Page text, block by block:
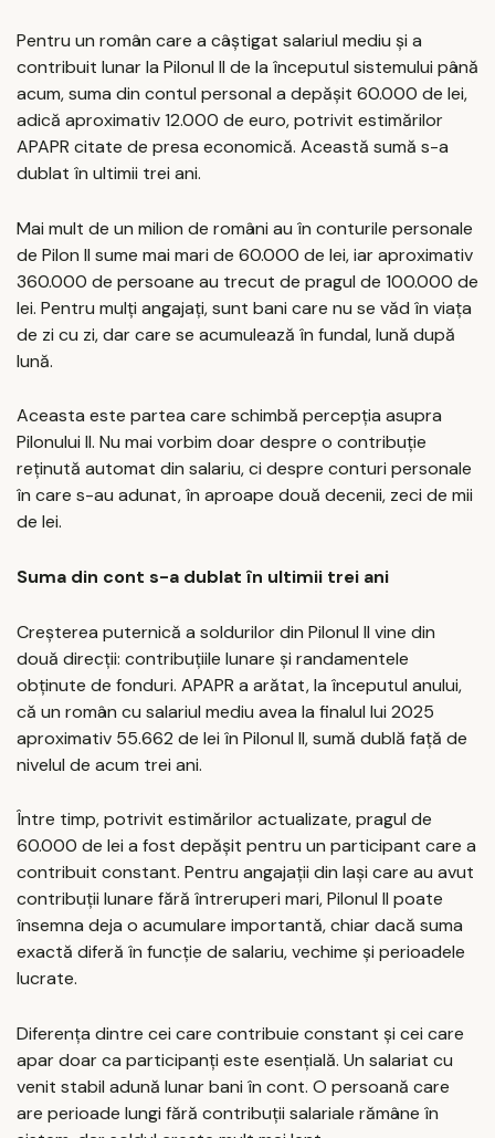
Pentru un român care a câștigat salariul mediu și a
contribuit lunar la Pilonul II de la începutul sistemului până
acum, suma din contul personal a depășit 60.000 de lei,
adică aproximativ 12.000 de euro, potrivit estimărilor
APAPR citate de presa economică. Această sumă s-a
dublat în ultimii trei ani.
Mai mult de un milion de români au în conturile personale
de Pilon II sume mai mari de 60.000 de lei, iar aproximativ
360.000 de persoane au trecut de pragul de 100.000 de
lei. Pentru mulți angajați, sunt bani care nu se văd în viața
de zi cu zi, dar care se acumulează în fundal, lună după
lună.
Aceasta este partea care schimbă percepția asupra
Pilonului II. Nu mai vorbim doar despre o contribuție
reținută automat din salariu, ci despre conturi personale
în care s-au adunat, în aproape două decenii, zeci de mii
de lei.
Suma din cont s-a dublat în ultimii trei ani
Creșterea puternică a soldurilor din Pilonul II vine din
două direcții: contribuțiile lunare și randamentele
obținute de fonduri. APAPR a arătat, la începutul anului,
că un român cu salariul mediu avea la finalul lui 2025
aproximativ 55.662 de lei în Pilonul II, sumă dublă față de
nivelul de acum trei ani.
Între timp, potrivit estimărilor actualizate, pragul de
60.000 de lei a fost depășit pentru un participant care a
contribuit constant. Pentru angajații din Iași care au avut
contribuții lunare fără întreruperi mari, Pilonul II poate
însemna deja o acumulare importantă, chiar dacă suma
exactă diferă în funcție de salariu, vechime și perioadele
lucrate.
Diferența dintre cei care contribuie constant și cei care
apar doar ca participanți este esențială. Un salariat cu
venit stabil adună lunar bani în cont. O persoană care
are perioade lungi fără contribuții salariale rămâne în